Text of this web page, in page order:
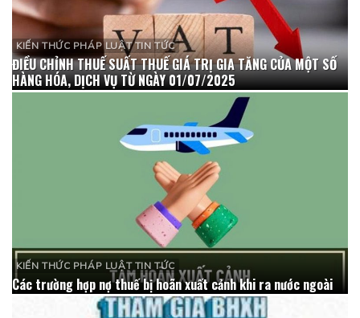
KIẾN THỨC PHÁP LUẬT TIN TỨC
ĐIỀU CHỈNH THUẾ SUẤT THUẾ GIÁ TRỊ GIA TĂNG CỦA MỘT SỐ
HÀNG HÓA, DỊCH VỤ TỪ NGÀY 01/07/2025
KIẾN THỨC PHÁP LUẬT TIN TỨC
Các trường hợp nợ thuế bị hoãn xuất cảnh khi ra nước ngoài